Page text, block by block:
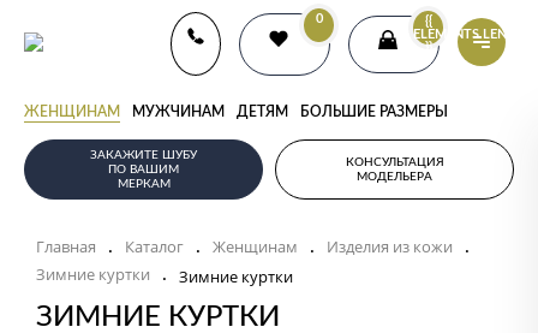
0
{{
ELEMENTS.LENGTH
}}
ЖЕНЩИНАМ МУЖЧИНАМ ДЕТЯМ БОЛЬШИЕ РАЗМЕРЫ
ЗАКАЖИТЕ ШУБУ
ПО ВАШИМ
МЕРКАМ
КОНСУЛЬТАЦИЯ
МОДЕЛЬЕРА
Главная . Каталог . Женщинам . Изделия из кожи .
Зимние куртки . Зимние куртки
ЗИМНИЕ КУРТКИ